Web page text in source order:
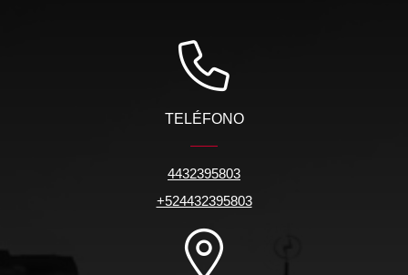
TELÉFONO
4432395803
+524432395803